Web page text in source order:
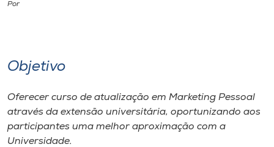
Cultura
CPA
Por
Objetivo
Oferecer curso de atualização em Marketing Pessoal
através da extensão universitária, oportunizando aos
participantes uma melhor aproximação com a
Universidade.